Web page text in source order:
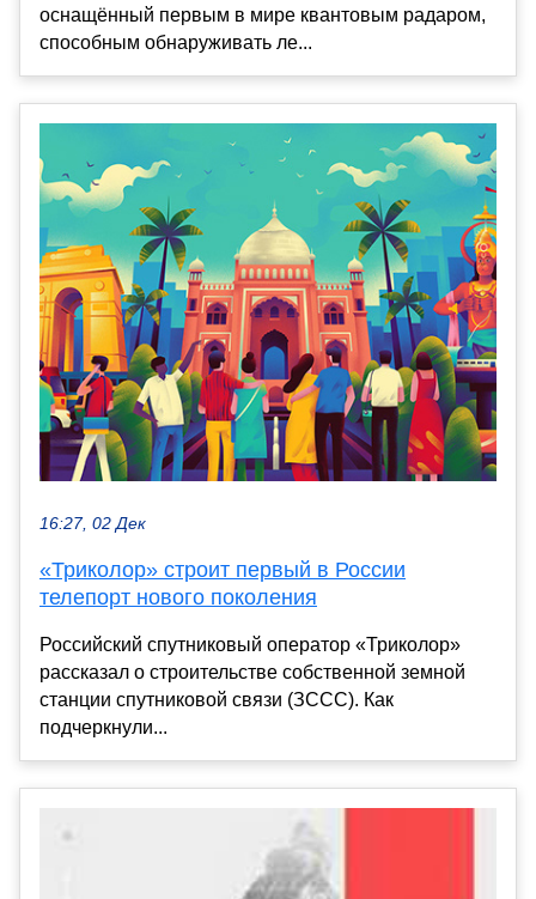
оснащённый первым в мире квантовым радаром,
способным обнаруживать ле...
16:27, 02 Дек
«Триколор» строит первый в России
телепорт нового поколения
Российский спутниковый оператор «Триколор»
рассказал о строительстве собственной земной
станции спутниковой связи (ЗССС). Как
подчеркнули...